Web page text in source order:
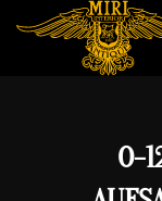
O-